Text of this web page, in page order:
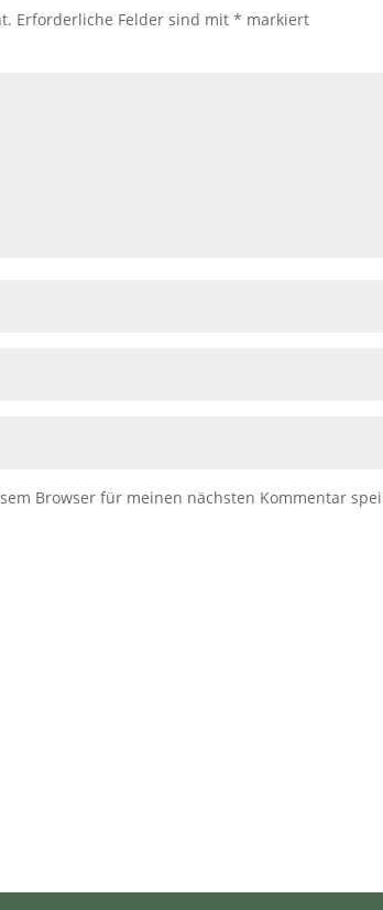
Erforderliche Felder sind mit * markiert
Browser für meinen nächsten Kommentar